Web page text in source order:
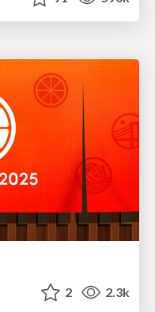
2 2.3k